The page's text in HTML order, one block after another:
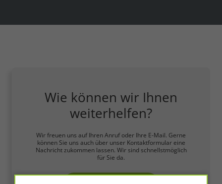
Wie können wir Ihnen
weiterhelfen?
Wir freuen uns auf Ihren Anruf oder Ihre E-Mail. Gerne
können Sie uns auch über unser Kontaktformular eine
Nachricht zukommen lassen. Wir sind schnellstmöglich
für Sie da.